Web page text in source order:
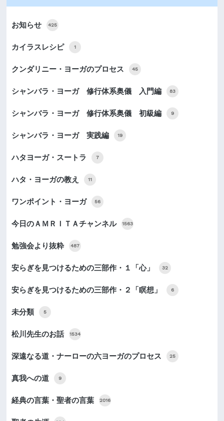
お知らせ 425
カイラスレシピ 1
クンダリニー・ヨーガのプロセス 45
シャンバラ・ヨーガ 修行体系奥儀 入門編 83
シャンバラ・ヨーガ 修行体系奥儀 初級編 9
シャンバラ・ヨーガ 実践編 19
ハタヨーガ・スートラ 7
ハタ・ヨーガの教え 11
ワンポイント・ヨーガ 56
今日のＡＭＲＩＴＡチャンネル 1563
勉強会より抜粋 487
安らぎを見つけるための三部作・１「心」 32
安らぎを見つけるための三部作・２「瞑想」 6
未分類 5
松川先生のお話 1534
深遠なる道・ナーローの六ヨーガのプロセス 25
真我への道 9
経典の言葉・聖者の言葉 2016